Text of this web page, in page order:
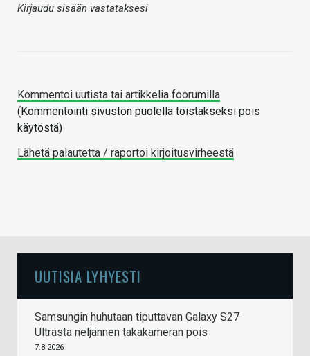
Kirjaudu sisään vastataksesi
Kommentoi uutista tai artikkelia foorumilla
(Kommentointi sivuston puolella toistakseksi pois
käytöstä)
Lähetä palautetta / raportoi kirjoitusvirheestä
UUTISIA LYHYESTI
Samsungin huhutaan tiputtavan Galaxy S27
Ultrasta neljännen takakameran pois
7.8.2026